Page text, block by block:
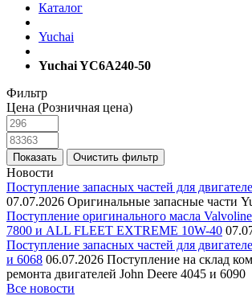
Каталог
Yuchai
Yuchai YC6A240-50
Фильтр
Цена (Розничная цена)
Новости
Поступление запасных частей для
07.07.2026 Оригинальные запасные части
Поступление оригинального масла
7800 и ALL FLEET EXTREME 10W-40
Поступление запасных частей для
и 6068 06.07.2026 Поступление на склад
ремонта двигателей John Deere 4045 и 6090
Все новости